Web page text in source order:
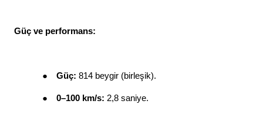
Güç ve performans:
● Güç: 814 beygir (birleşik).
● 0–100 km/s: 2,8 saniye.